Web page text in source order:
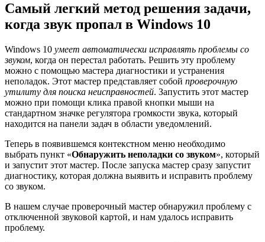
Самый легкий метод решения задачи,
когда звук пропал в Windows 10
Windows 10 умеет автоматически исправлять проблемы со
звуком, когда он перестал работать. Решить эту проблему
можно с помощью мастера диагностики и устранения
неполадок. Этот мастер представляет собой проверочную
утилиту для поиска неисправностей. Запустить этот мастер
можно при помощи клика правой кнопки мыши на
стандартном значке регулятора громкости звука, который
находится на панели задач в области уведомлений.
Теперь в появившемся контекстном меню необходимо
выбрать пункт «Обнаружить неполадки со звуком», который
и запустит этот мастер. После запуска мастер сразу запустит
диагностику, которая должна выявить и исправить проблему
со звуком.
В нашем случае проверочный мастер обнаружил проблему с
отключенной звуковой картой, и нам удалось исправить
проблему.